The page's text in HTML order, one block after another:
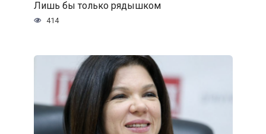
Лишь бы только рядышком
414